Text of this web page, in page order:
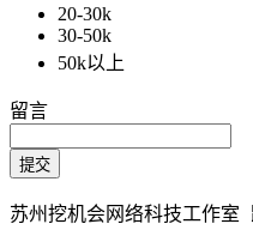
20-30k
30-50k
50k以上
留言
苏州挖机会网络科技工作室